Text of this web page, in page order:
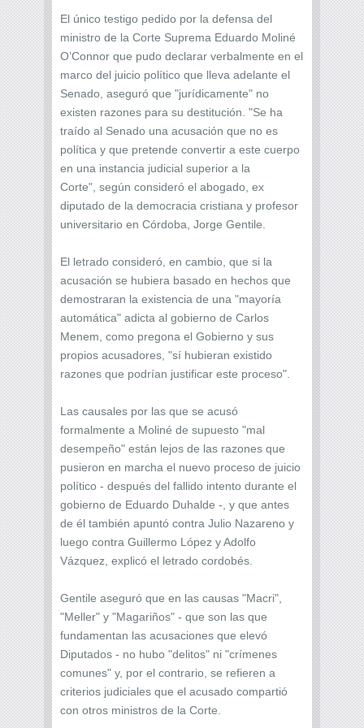
El único testigo pedido por la defensa del
ministro de la Corte Suprema Eduardo Moliné
O’Connor que pudo declarar verbalmente en el
marco del juicio político que lleva adelante el
Senado, aseguró que "jurídicamente" no
existen razones para su destitución. "Se ha
traído al Senado una acusación que no es
política y que pretende convertir a este cuerpo
en una instancia judicial superior a la
Corte", según consideró el abogado, ex
diputado de la democracia cristiana y profesor
universitario en Córdoba, Jorge Gentile.
El letrado consideró, en cambio, que si la
acusación se hubiera basado en hechos que
demostraran la existencia de una "mayoría
automática" adicta al gobierno de Carlos
Menem, como pregona el Gobierno y sus
propios acusadores, "sí hubieran existido
razones que podrían justificar este proceso".
Las causales por las que se acusó
formalmente a Moliné de supuesto "mal
desempeño" están lejos de las razones que
pusieron en marcha el nuevo proceso de juicio
político - después del fallido intento durante el
gobierno de Eduardo Duhalde -, y que antes
de él también apuntó contra Julio Nazareno y
luego contra Guillermo López y Adolfo
Vázquez, explicó el letrado cordobés.
Gentile aseguró que en las causas "Macri",
"Meller" y "Magariños" - que son las que
fundamentan las acusaciones que elevó
Diputados - no hubo "delitos" ni "crímenes
comunes" y, por el contrario, se refieren a
criterios judiciales que el acusado compartió
con otros ministros de la Corte.